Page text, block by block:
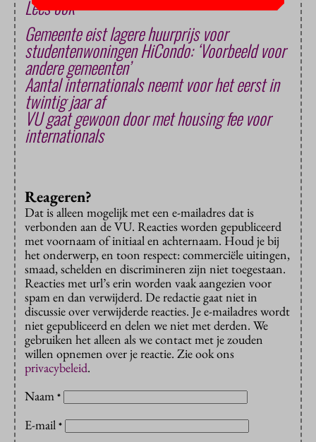
Lees ook
Gemeente eist lagere huurprijs voor
studentenwoningen HiCondo: ‘Voorbeeld voor
andere gemeenten’
Aantal internationals neemt voor het eerst in
twintig jaar af
VU gaat gewoon door met housing fee voor
internationals
Reageren?
Dat is alleen mogelijk met een e-mailadres dat is
verbonden aan de VU. Reacties worden gepubliceerd
met voornaam of initiaal en achternaam. Houd je bij
het onderwerp, en toon respect: commerciële uitingen,
smaad, schelden en discrimineren zijn niet toegestaan.
Reacties met url’s erin worden vaak aangezien voor
spam en dan verwijderd. De redactie gaat niet in
discussie over verwijderde reacties. Je e-mailadres wordt
niet gepubliceerd en delen we niet met derden. We
gebruiken het alleen als we contact met je zouden
willen opnemen over je reactie. Zie ook ons
privacybeleid.
Naam *
E-mail *